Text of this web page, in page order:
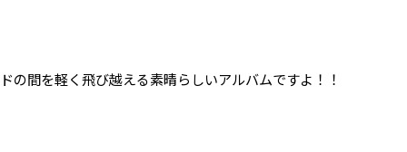
間を軽く飛び越える素晴らしいアルバムですよ！！